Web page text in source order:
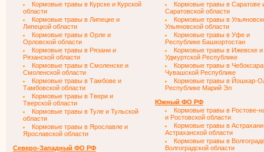
Кормовые травы в Курске и Курской
области
Кормовые травы в Липецке и
Липецкой области
Кормовые травы в Орле и
Орловской области
Кормовые травы в Рязани и
Рязанской области
Кормовые травы в Смоленске и
Смоленской области
Кормовые травы в Тамбове и
Тамбовской области
Кормовые травы в Твери и
Тверской области
Кормовые травы в Туле и Тульской
области
Кормовые травы в Ярославле и
Ярославской области
Северо-Западный ФО РФ
Кормовые травы в Саратове
Саратовской области
Кормовые травы в
Ульяновской области
Кормовые травы в Уфе и
Республике Башкортостан
Кормовые травы в Ижевске и
Удмуртской Республике
Кормовые травы в
Чувашской Республике
Кормовые травы в Йошкар-
Республике Марий Эл
Южный ФО РФ
Кормовые травы в Ростове-
и Ростовской области
Кормовые травы в
Астраханской области
Кормовые травы в
Волгоградской области